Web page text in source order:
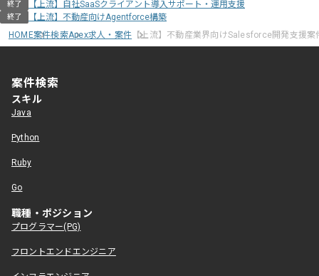
終了 【上流】自社SaaSクライアント導入サポート・運用支援
終了
【上流】不動産向けAgentforce構築
HOME案件検索Apex求人・案件 【上流】不動産業界向けSalesforce開発支援案
案件検索
スキル
Java
Python
Ruby
Go
職種・ポジション
プログラマー(PG)
フロントエンドエンジニア